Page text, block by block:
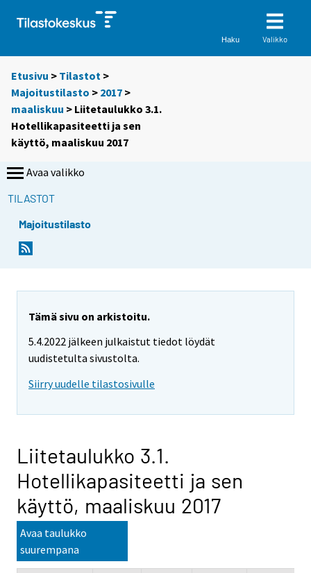
Haku Valikko
Etusivu > Tilastot >
Majoitustilasto > 2017 >
maaliskuu > Liitetaulukko 3.1.
Hotellikapasiteetti ja sen
käyttö, maaliskuu 2017
Avaa valikko
TILASTOT
Majoitustilasto
Tämä sivu on arkistoitu.
5.4.2022 jälkeen julkaistut tiedot löydät
uudistetulta sivustolta.
Siirry uudelle tilastosivulle
Liitetaulukko 3.1.
Hotellikapasiteetti ja sen
käyttö, maaliskuu 2017
Avaa taulukko
suurempana